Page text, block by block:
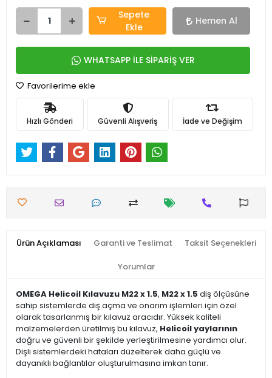
Sepete
Ekle
Hemen Al
WHATSAPP İLE SİPARİŞ VER
Favorilerime ekle
Hızlı Gönderi Güvenli Alışveriş İade ve Değişim
Ürün Açıklaması Garanti ve Teslimat Taksit Seçenekleri
Yorumlar
OMEGA Helicoil Kılavuzu M22 x 1.5, M22 x 1.5 diş ölçüsüne
sahip sistemlerde diş açma ve onarım işlemleri için özel
olarak tasarlanmış bir kılavuz aracıdır. Yüksek kaliteli
malzemelerden üretilmiş bu kılavuz, Helicoil yaylarının
doğru ve güvenli bir şekilde yerleştirilmesine yardımcı olur.
Dişli sistemlerdeki hataları düzelterek daha güçlü ve
dayanıklı bağlantılar oluşturulmasına imkan tanır.